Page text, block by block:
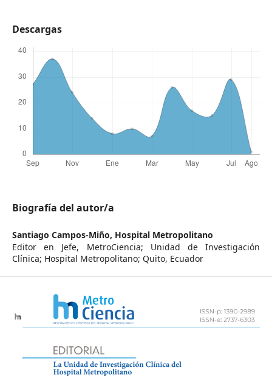
Descargas
Biografía del autor/a
Santiago Campos-Miño, Hospital Metropolitano
Editor en Jefe, MetroCiencia; Unidad de Investigación
Clínica; Hospital Metropolitano; Quito, Ecuador